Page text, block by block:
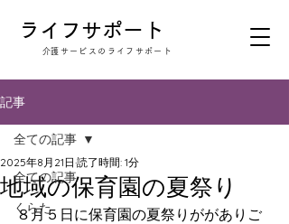
​ライフサポート
​介護サービスのライフサポート
記事
全ての記事
くらた
全ての記事
地域の保育園の夏祭り
2025年8月21日 読了時間: 1分
８月５日に保育園の夏祭りががありご